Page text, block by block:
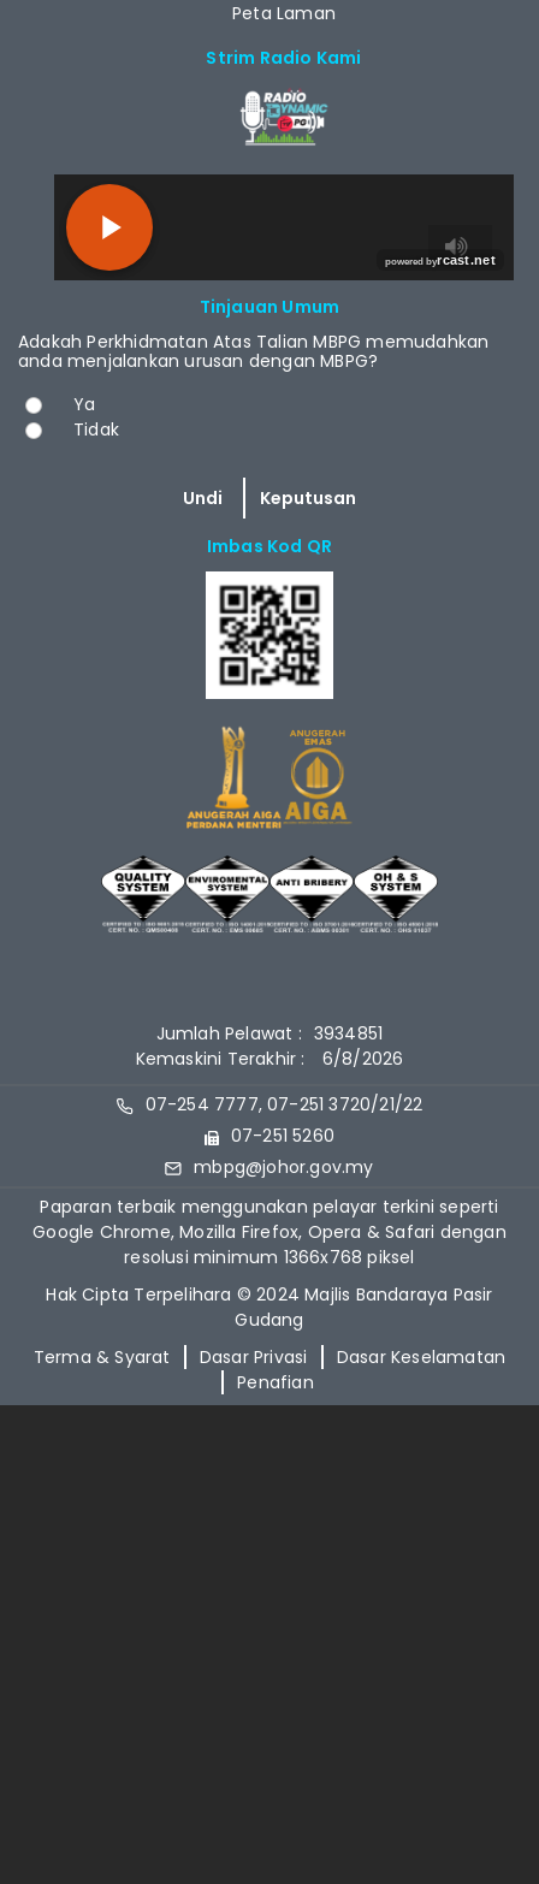
Peta Laman
Strim Radio Kami
Tinjauan Umum
Adakah Perkhidmatan Atas Talian MBPG memudahkan
anda menjalankan urusan dengan MBPG?
Pilihan
Ya
Tidak
Imbas Kod QR
Jumlah Pelawat : 3934851
Kemaskini Terakhir :
6/8/2026
07-254 7777, 07-251 3720/21/22
07-251 5260
mbpg@johor.gov.my
Paparan terbaik menggunakan pelayar terkini seperti
Google Chrome, Mozilla Firefox, Opera & Safari dengan
resolusi minimum 1366x768 piksel
Hak Cipta Terpelihara © 2024 Majlis Bandaraya Pasir
Gudang
Terma & Syarat
Dasar Privasi
Dasar Keselamatan
Penafian